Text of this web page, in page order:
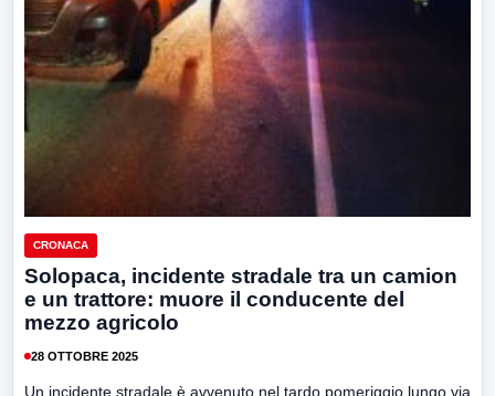
CRONACA
Solopaca, incidente stradale tra un camion
e un trattore: muore il conducente del
mezzo agricolo
28 OTTOBRE 2025
Un incidente stradale è avvenuto nel tardo pomeriggio lungo via